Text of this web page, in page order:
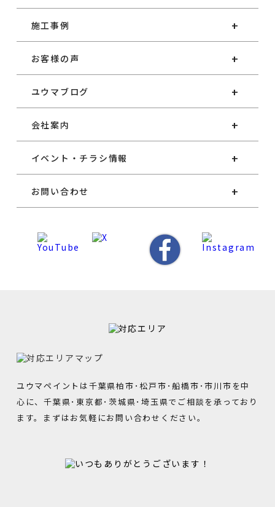
施工事例
お客様の声
ユウマブログ
会社案内
イベント・チラシ情報
お問い合わせ
ユウマペイントは千葉県柏市･松戸市･船橋市･市川市を中
心に、千葉県･東京都･茨城県･埼玉県でご相談を承っており
ます。まずはお気軽にお問い合わせください。